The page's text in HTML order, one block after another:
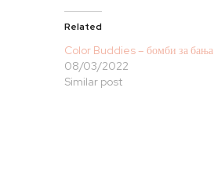
Related
Color Buddies – бомби за бања
08/03/2022
Similar post